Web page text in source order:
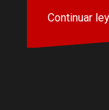
Continuar